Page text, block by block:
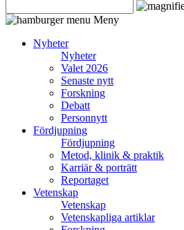
Meny
Nyheter
Nyheter
Valet 2026
Senaste nytt
Forskning
Debatt
Personnytt
Fördjupning
Fördjupning
Metod, klinik & praktik
Karriär & porträtt
Reportaget
Vetenskap
Vetenskap
Vetenskapliga artiklar